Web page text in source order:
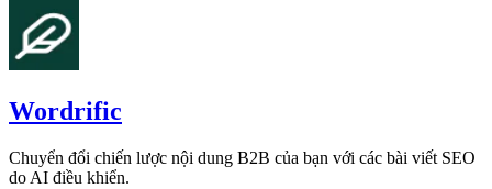
Wordrific
Chuyển đổi chiến lược nội dung B2B của bạn với các bài viết SEO
do AI điều khiển.